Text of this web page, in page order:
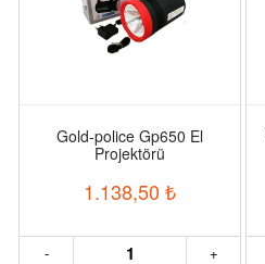
Gold-police Gp650 El
Projektörü
1.138,50 ₺
+
-